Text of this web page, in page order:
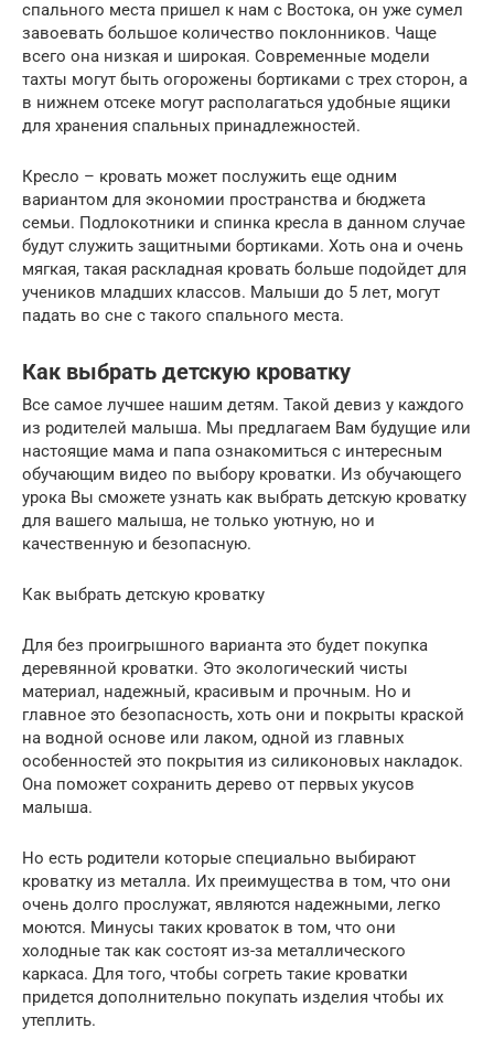
спального места пришел к нам с Востока, он уже сумел
завоевать большое количество поклонников. Чаще
всего она низкая и широкая. Современные модели
тахты могут быть огорожены бортиками с трех сторон, а
в нижнем отсеке могут располагаться удобные ящики
для хранения спальных принадлежностей.
Кресло – кровать может послужить еще одним
вариантом для экономии пространства и бюджета
семьи. Подлокотники и спинка кресла в данном случае
будут служить защитными бортиками. Хоть она и очень
мягкая, такая раскладная кровать больше подойдет для
учеников младших классов. Малыши до 5 лет, могут
падать во сне с такого спального места.
Как выбрать детскую кроватку
Все самое лучшее нашим детям. Такой девиз у каждого
из родителей малыша. Мы предлагаем Вам будущие или
настоящие мама и папа ознакомиться с интересным
обучающим видео по выбору кроватки. Из обучающего
урока Вы сможете узнать как выбрать детскую кроватку
для вашего малыша, не только уютную, но и
качественную и безопасную.
Как выбрать детскую кроватку
Для без проигрышного варианта это будет покупка
деревянной кроватки. Это экологический чисты
материал, надежный, красивым и прочным. Но и
главное это безопасность, хоть они и покрыты краской
на водной основе или лаком, одной из главных
особенностей это покрытия из силиконовых накладок.
Она поможет сохранить дерево от первых укусов
малыша.
Но есть родители которые специально выбирают
кроватку из металла. Их преимущества в том, что они
очень долго прослужат, являются надежными, легко
моются. Минусы таких кроваток в том, что они
холодные так как состоят из-за металлического
каркаса. Для того, чтобы согреть такие кроватки
придется дополнительно покупать изделия чтобы их
утеплить.